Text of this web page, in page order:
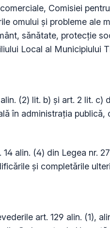
Comisiei
omului și probleme ale
sănătate, protecţie
Local al Municipiului
(2) lit. b) și art. 2 lit.
în administraţia
alin. (4) din Legea nr.
și completările
art. 129 alin. (1),